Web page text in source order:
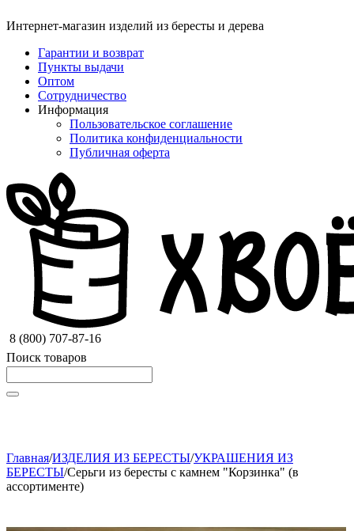
Интернет-магазин изделий из бересты и дерева
Гарантии и возврат
Пункты выдачи
Оптом
Сотрудничество
Информация
Пользовательское соглашение
Политика конфиденциальности
Публичная оферта
8 (800) 707-87-16
Поиск товаров
Главная/ИЗДЕЛИЯ ИЗ БЕРЕСТЫ/УКРАШЕНИЯ ИЗ
БЕРЕСТЫ/Серьги из бересты с камнем "Корзинка" (в
ассортименте)